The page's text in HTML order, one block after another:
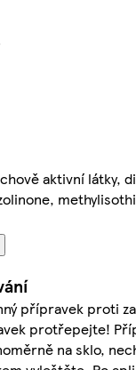
aktivní látky,
přípravek proti
protřepejte!
na sklo,